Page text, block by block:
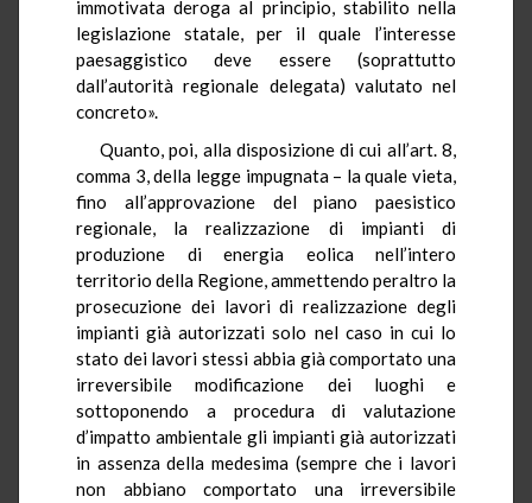
immotivata deroga al principio, stabilito nella
legislazione statale, per il quale l’interesse
paesaggistico deve essere (soprattutto
dall’autorità regionale delegata) valutato nel
concreto».
Quanto, poi, alla disposizione di cui all’art. 8,
comma 3, della legge impugnata – la quale vieta,
fino all’approvazione del piano paesistico
regionale, la realizzazione di impianti di
produzione di energia eolica nell’intero
territorio della Regione, ammettendo peraltro la
prosecuzione dei lavori di realizzazione degli
impianti già autorizzati solo nel caso in cui lo
stato dei lavori stessi abbia già comportato una
irreversibile modificazione dei luoghi e
sottoponendo a procedura di valutazione
d’impatto ambientale gli impianti già autorizzati
in assenza della medesima (sempre che i lavori
non abbiano comportato una irreversibile